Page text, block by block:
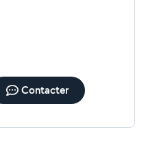
Contacter